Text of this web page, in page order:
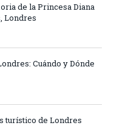
de la Princesa Diana
Londres
Cuándo y Dónde
turístico de Londres